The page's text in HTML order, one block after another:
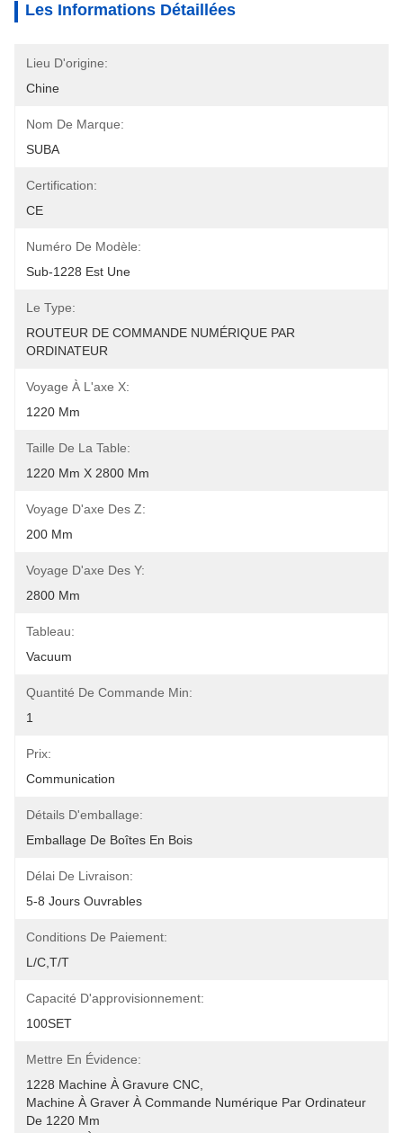
Les Informations Détaillées
Lieu D'origine:
Chine
Nom De Marque:
SUBA
Certification:
CE
Numéro De Modèle:
Sub-1228 Est Une
Le Type:
ROUTEUR DE COMMANDE NUMÉRIQUE PAR
ORDINATEUR
Voyage À L'axe X:
1220 Mm
Taille De La Table:
1220 Mm X 2800 Mm
Voyage D'axe Des Z:
200 Mm
Voyage D'axe Des Y:
2800 Mm
Tableau:
Vacuum
Quantité De Commande Min:
1
Prix:
Communication
Détails D'emballage:
Emballage De Boîtes En Bois
Délai De Livraison:
5-8 Jours Ouvrables
Conditions De Paiement:
L/C,T/T
Capacité D'approvisionnement:
100SET
Mettre En Évidence:
1228 Machine À Gravure CNC
Machine À Graver À Commande Numérique Par Ordinateur
De 1220 Mm